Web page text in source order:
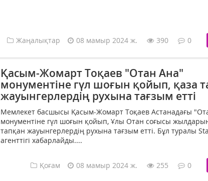
Жаңалықтар 08 мамыр 2024 ж. 390 0
Қасым-Жомарт Тоқаев "Отан Ана"
монументіне гүл шоғын қойып, қаза
жауынгерлердің рухына тағзым етті
Мемлекет басшысы Қасым-Жомарт Тоқаев Астанадағы
монументіне гүл шоғын қойып, Ұлы Отан соғысы
тапқан жауынгерлердің рухына тағзым етті. Бұл туралы
агенттігі хабарлайды....
Қоғам 08 мамыр 2024 ж. 255 0